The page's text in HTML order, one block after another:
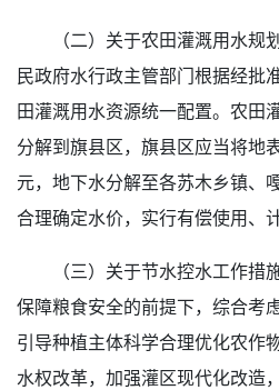
（二）关于农田灌溉用水
民政府水行政主管部门根据经批
田灌溉用水资源统一配置。农田
分解到旗县区，旗县区应当将地
元，地下水分解至各苏木乡镇、
合理确定水价，实行有偿使用、
（三）关于节水控水工作
保障粮食安全的前提下，综合考
引导种植主体科学合理优化农作
水权改革，加强灌区现代化改造